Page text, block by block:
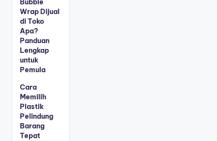
Bubble
Wrap Dijual
di Toko
Apa?
Panduan
Lengkap
untuk
Pemula
Cara
Memilih
Plastik
Pelindung
Barang
Tepat